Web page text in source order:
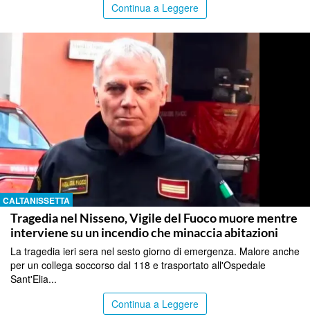
Continua a Leggere
CALTANISSETTA
Tragedia nel Nisseno, Vigile del Fuoco muore mentre
interviene su un incendio che minaccia abitazioni
La tragedia ieri sera nel sesto giorno di emergenza. Malore anche
per un collega soccorso dal 118 e trasportato all'Ospedale
Sant'Elia...
Continua a Leggere